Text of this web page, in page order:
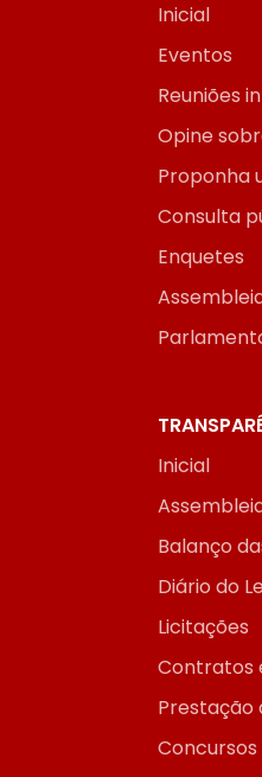
Inicial
Eventos
Reuniões
Opine
Proponha
Consulta
Enquetes
Inicial
Balanço
Diário do
Licitações
Contratos
Prestação